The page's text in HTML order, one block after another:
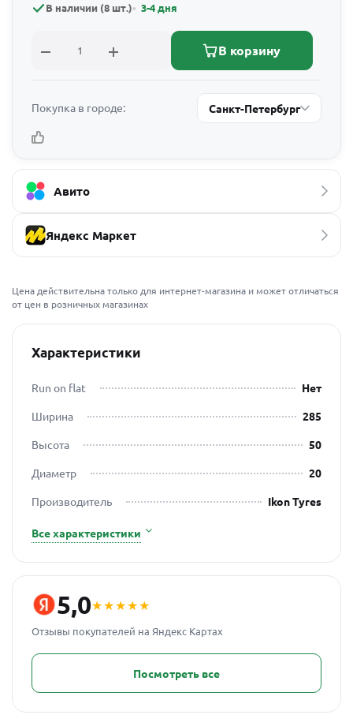
В наличии (8 шт.) 3-4 дня
В корзину
Покупка в городе: Санкт-Петербург
Авито
Яндекс Маркет
Цена действительна только для интернет-магазина и может отличаться
от цен в розничных магазинах
Характеристики
Run on flat
Нет
Ширина
285
Высота
50
Диаметр
20
Производитель
Ikon Tyres
Все характеристики
5,0★★★★★
Отзывы покупателей на Яндекс Картах
Посмотреть все